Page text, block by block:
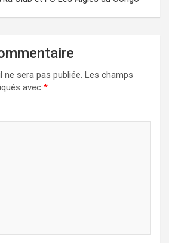
sera pas publiée. Les champs
avec *